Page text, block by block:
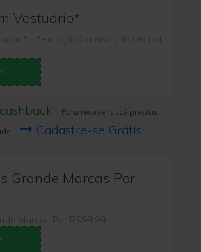
Vestuário*
- *Exceção Camisas de futebol
Para receber você precisa
Cadastre-se Grátis!
Grande Marcas Por
Marcas Por R$99,99